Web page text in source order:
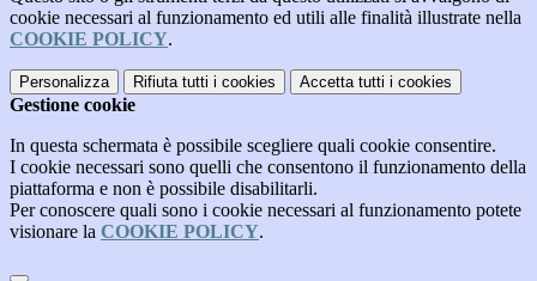
cookie necessari al funzionamento ed utili alle finalità illustrate nella
COOKIE POLICY.
Personalizza Rifiuta tutti i cookies Accetta tutti i cookies
Gestione cookie
In questa schermata è possibile scegliere quali cookie consentire.
I cookie necessari sono quelli che consentono il funzionamento della
piattaforma e non è possibile disabilitarli.
Per conoscere quali sono i cookie necessari al funzionamento potete
visionare la COOKIE POLICY.